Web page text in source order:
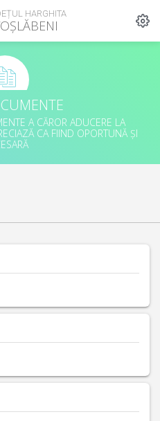
HARGHITA
A CĂROR ADUCERE LA
CA FIIND OPORTUNĂ ȘI